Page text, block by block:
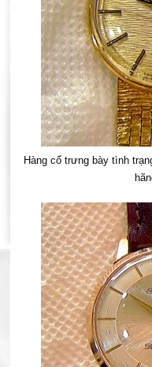
Hàng cổ trưng bày tình